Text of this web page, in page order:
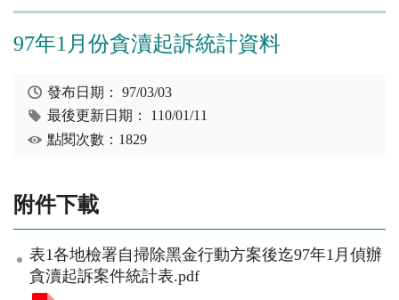
97年1月份貪瀆起訴統計資料
發布日期：97/03/03
最後更新日期： 110/01/11
點閱次數：1829
附件下載
表1各地檢署自掃除黑金行動方案後迄97年1月偵辦
貪瀆起訴案件統計表.pdf